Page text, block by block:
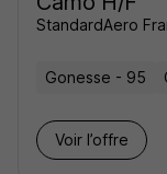
StandardAero
Gonesse - 95
Voir l’offre